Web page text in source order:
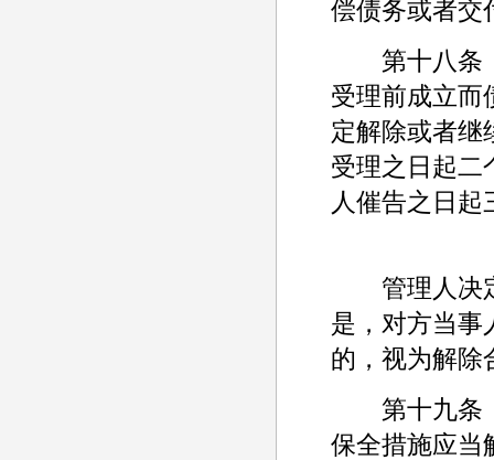
偿债务或者交
第十八条
受理前成立而
定解除或者继
受理之日起二
人催告之日
管理人决定
是，对方当事
的，视为解除
第十九条
保全措施应当